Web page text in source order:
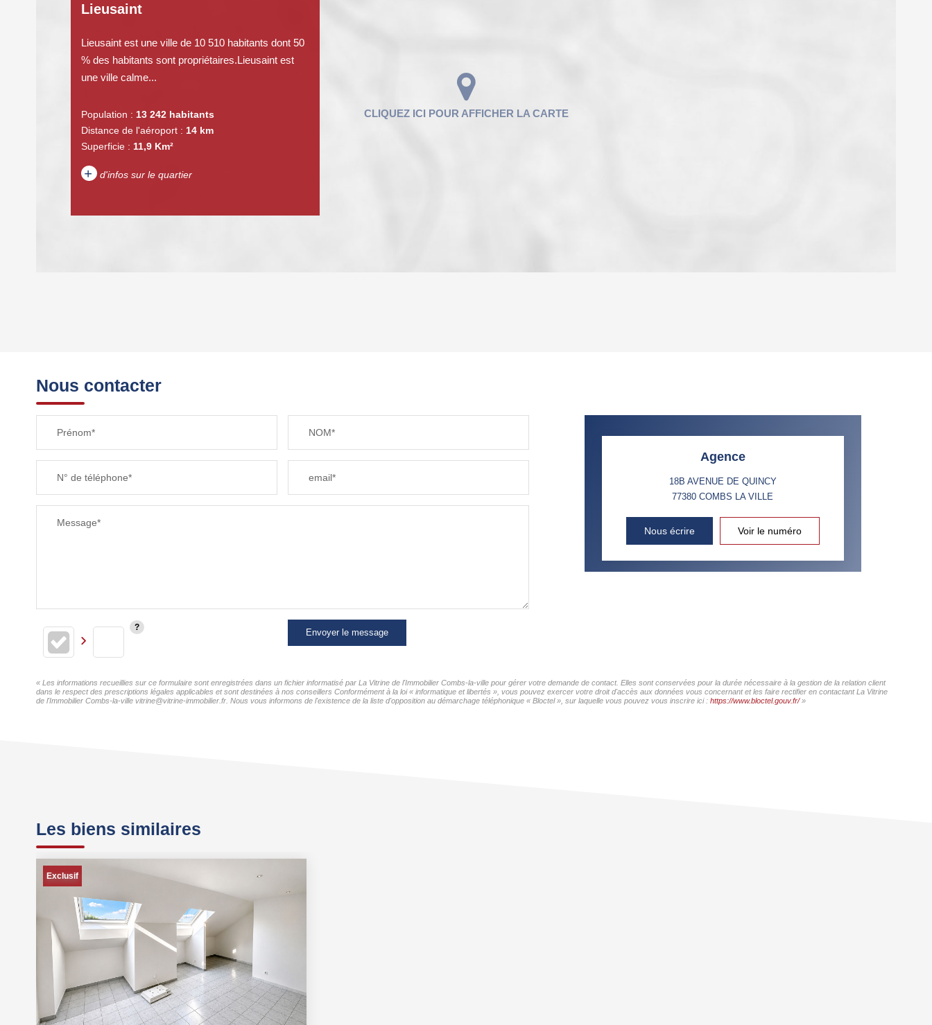
Lieusaint
Lieusaint est une ville de 10 510 habitants dont 50
% des habitants sont propriétaires.Lieusaint est
une ville calme...
Population : 13 242 habitants
Distance de l'aéroport : 14 km
Superficie : 11,9 Km²
+ d'infos sur le quartier
TAXE FONCIÈRE
RESTAURANTS ET CAFÉS COMMERCES
Nous contacter
Prénom* NOM*
N° de téléphone* email*
Message*
Envoyer le message
Agence
18B AVENUE DE QUINCY
77380COMBS LA VILLE
Nous écrire Voir le numéro
« Les informations recueillies sur ce formulaire sont enregistrées dans un fichier informatisé par La Vitrine de l'Immobilier Combs-la-ville pour gérer votre demande de contact. Elles sont conservées pour la durée nécessaire à la gestion de la relation client
dans le respect des prescriptions légales applicables et sont destinées à nos conseillers Conformément à la loi « informatique et libertés », vous pouvez exercer votre droit d'accès aux données vous concernant et les faire rectifier en contactant La Vitrine
de l'Immobilier Combs-la-ville vitrine@vitrine-immobilier.fr. Nous vous informons de l'existence de la liste d'opposition au démarchage téléphonique « Bloctel », sur laquelle vous pouvez vous inscrire ici : https://www.bloctel.gouv.fr/»
Les biens similaires
Exclusif